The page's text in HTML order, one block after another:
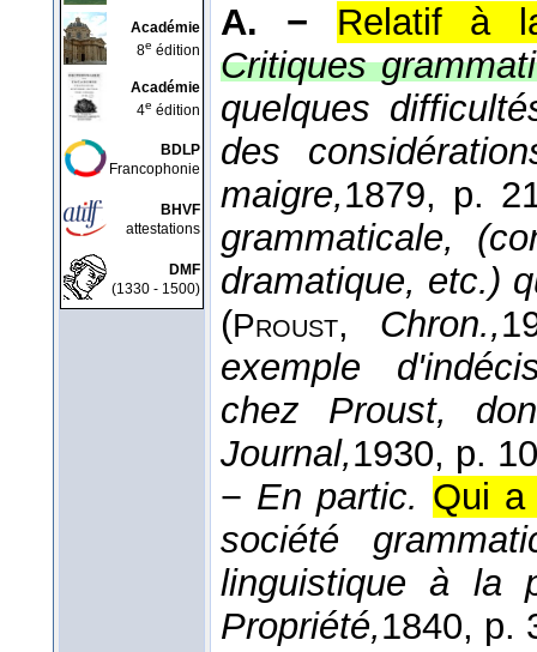
Académie
8e édition
Académie
4e édition
BDLP
Francophonie
BHVF
attestations
DMF
(1330 - 1500)
A. −
Relatif à
Critiques
quelques
des
maigre,1879, p.
grammaticale,
dramatique, etc.)
(Proust, Chron.,
exemple
chez Proust,
Journal,1930, p.
− En partic. Qui a
société
linguistique à la
Propriété,1840, p.